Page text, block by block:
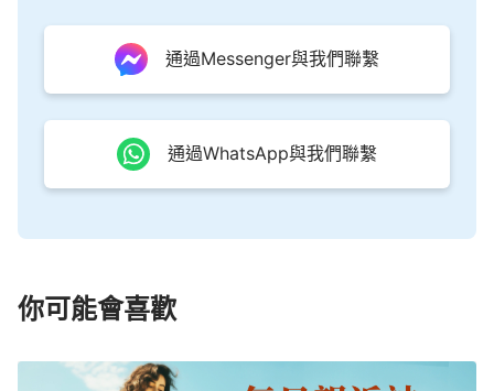
質，都是來源于神的聖潔。如果不是這樣一位聖潔的
神，没有任何一個人可以代替他作這個工作。如果把
這些人完完全全交給撒但，你們想過没有，現在你們
坐着嗎？會不會也説，「我從地上走來走去，往返而
來」？能不能就這樣大摇大擺地、肆無忌憚地、大言
實質是與神完全不同的。它的什麽實質與神的聖潔是
相對的呢？（邪惡。）撒但的邪惡本性與神的聖潔是
通過Messenger與我們聯繫
通過WhatsApp與我們聯繫
你可能會喜歡